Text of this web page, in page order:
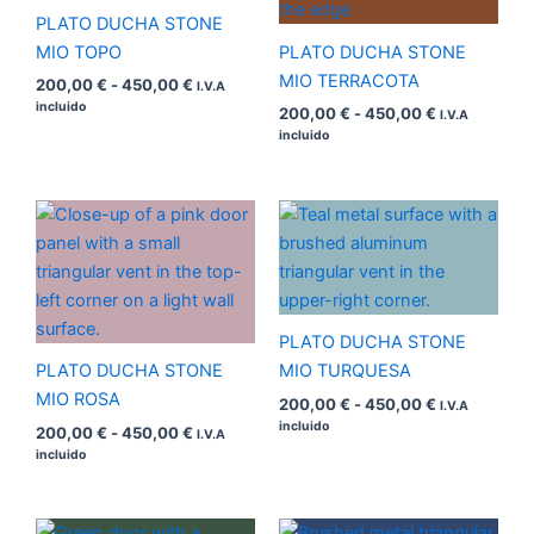
PLATO DUCHA STONE
MIO TOPO
200,00€ -450,00€ I.V.A
incluido
PLATO DUCHA STONE
MIO TERRACOTA
200,00€ -450,00€ I.V.A
incluido
PLATO DUCHA STONE
MIO ROSA
200,00€ -450,00€
Rango
desde
200,00 €
hasta
I.V.A
incluido
PLATO DUCHA STONE
MIO TURQUESA
200,00€ -450,00€
Rango
desde
I.V.A
incluido
Rango
Rango